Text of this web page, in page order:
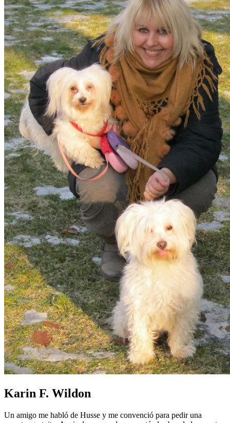
Karin F. Wildon
Un amigo me habló de Husse y me convenció para pedir una